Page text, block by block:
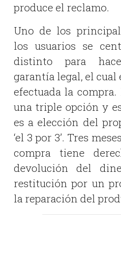
produce el reclamo.
Uno de los
los usuarios se
distinto para
garantía legal, el cual
efectuada la
una triple opción y
es a elección del
‘el 3 por 3’. Tres
compra tiene
devolución del
restitución por un
la reparación del